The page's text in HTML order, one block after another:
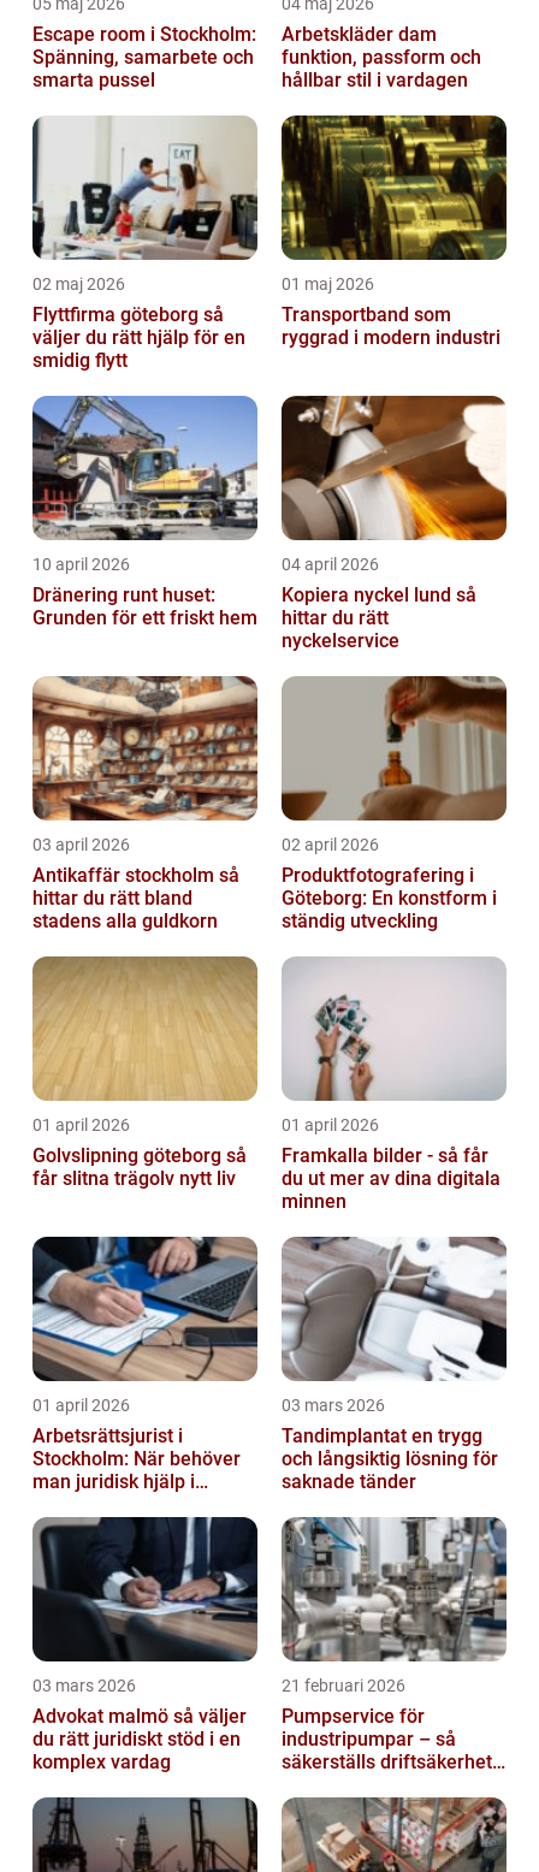
Escape room i Stockholm:
Spänning, samarbete och
smarta pussel
Arbetskläder dam
funktion, passform och
hållbar stil i vardagen
02 maj 2026
Flyttfirma göteborg så
väljer du rätt hjälp för en
smidig flytt
01 maj 2026
Transportband som
ryggrad i modern industri
10 april 2026
Dränering runt huset:
Grunden för ett friskt hem
04 april 2026
Kopiera nyckel lund så
hittar du rätt
nyckelservice
03 april 2026
Antikaffär stockholm så
hittar du rätt bland
stadens alla guldkorn
02 april 2026
Produktfotografering i
Göteborg: En konstform i
ständig utveckling
01 april 2026
Golvslipning göteborg så
får slitna trägolv nytt liv
01 april 2026
Framkalla bilder - så får
du ut mer av dina digitala
minnen
01 april 2026
Arbetsrättsjurist i
Stockholm: När behöver
man juridisk hjälp i
03 mars 2026
Tandimplantat en trygg
och långsiktig lösning för
saknade tänder
03 mars 2026
Advokat malmö så väljer
du rätt juridiskt stöd i en
komplex vardag
21 februari 2026
Pumpservice för
industripumpar – så
säkerställs driftsäkerhet